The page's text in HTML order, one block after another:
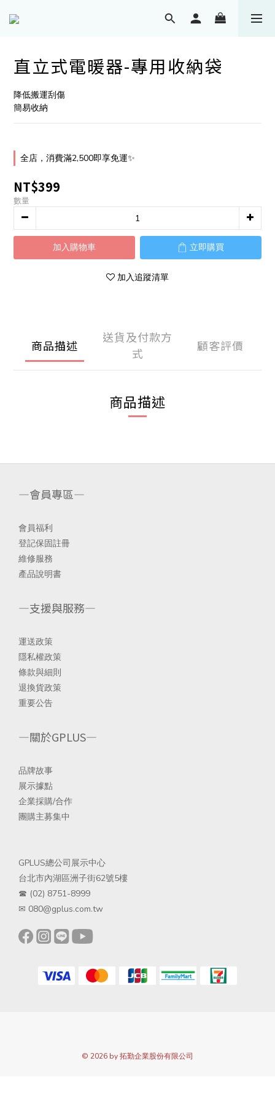
直立式電暖器-專用收納袋
降低搬運刮傷
簡易收納
全店，消費滿2,500即享免運✨
NT$399
數量
加入購物車 立即購買
加入追蹤清單
商品描述
送貨及付款方
式
顧客評價
商品描述
—會員專區—
會員福利
登記保固註冊
維修服務
產品說明書
—支援與服務—
運送政策
隱私權政策
條款與細則
退換貨政策
重要公告
—關於GPLUS—
品牌故事
展示據點
企業採購/合作
團購主募集中
GPLUS總公司展示中心
台北市內湖區洲子街62號5樓
☎ (02) 8751-8999
✉ 080@gplus.com.tw
© 2026 by 拓勤企業股份有限公司